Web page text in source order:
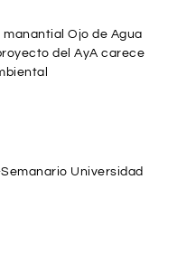
Ojo de Agua
del AyA carece
Universidad